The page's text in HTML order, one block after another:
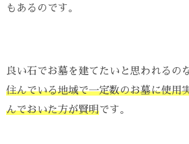
もあるのです。
良い石でお墓を建てたいと思われるの
住んでいる地域で一定数のお墓に使用
んでおいた方が賢明です。